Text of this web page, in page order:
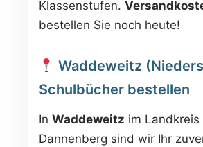
Klassenstufen.
bestellen Sie noch heute!
Waddeweitz
Schulbücher bestellen
In Waddeweitz im
Dannenberg sind wir Ihr